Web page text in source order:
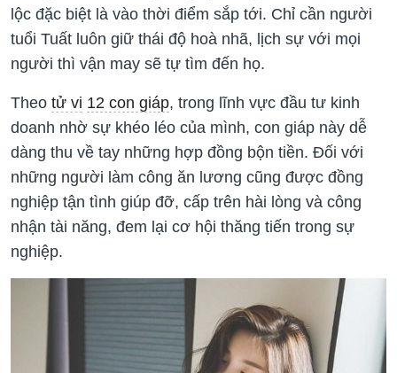
lộc đặc biệt là vào thời điểm sắp tới. Chỉ cần người
tuổi Tuất luôn giữ thái độ hoà nhã, lịch sự với mọi
người thì vận may sẽ tự tìm đến họ.
Theo tử vi 12 con giáp, trong lĩnh vực đầu tư kinh
doanh nhờ sự khéo léo của mình, con giáp này dễ
dàng thu về tay những hợp đồng bộn tiền. Đối với
những người làm công ăn lương cũng được đồng
nghiệp tận tình giúp đỡ, cấp trên hài lòng và công
nhận tài năng, đem lại cơ hội thăng tiến trong sự
nghiệp.